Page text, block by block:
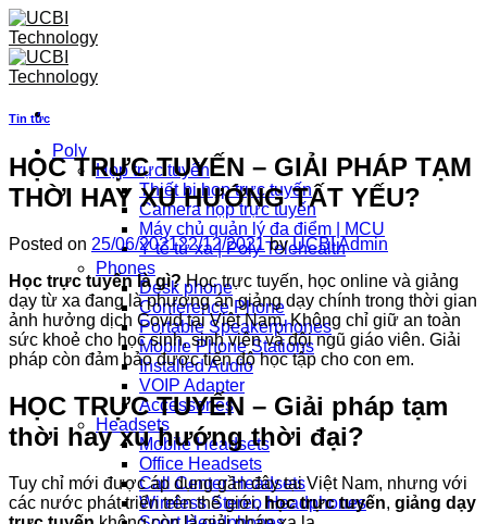
Skip
to
content
Poly
Họp trực tuyến
Thiết bị họp trực tuyến
Camera họp trực tuyến
Máy chủ quản lý đa điểm | MCU
Y tế từ xa | Poly Telehealth
Phones
Desk phone
Conference Phone
Portable Speakerphones
Mobile Phone Stations
Installed Audio
VOIP Adapter
Accessories
Headsets
Mobile Headsets
Office Headsets
Call Center Headsets
Wireless Stereo Headphones
Tin tức
HỌC TRỰC TUYẾN – GIẢI PHÁP TẠM
THỜI HAY XU HƯỚNG TẤT YẾU?
Posted on 25/06/202122/12/2021byUCBI Admin
Học trực tuyến là gì? Học trực tuyến, học online và giảng
dạy từ xa đang là phương án giảng dạy chính trong thời gian
ảnh hưởng dịch Covid tại Việt Nam. Không chỉ giữ an toàn
sức khoẻ cho học sinh, sinh viên và đội ngũ giáo viên. Giải
pháp còn đảm bảo được tiến độ học tập cho con em.
HỌC TRỰC TUYẾN – Giải pháp tạm
thời hay xu hướng thời đại?
Tuy chỉ mới được áp dụng gần đây tại Việt Nam, nhưng với
các nước phát triển trên thế giới, học trực tuyến, giảng dạy